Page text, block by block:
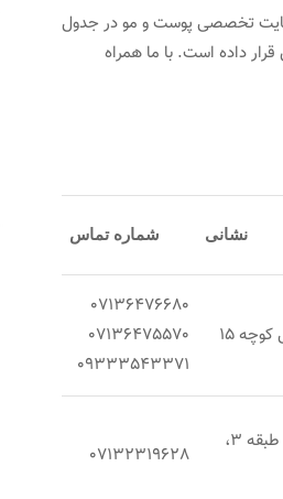
سایت تخصصی پوست و مو در جدول
داده است. با ما همراه
نشانی شماره تماس
15
07136476680
07136475570
09333543371
شیراز، ابتدای ملاصدرا، جنب بانک سرمایه، ساختمان عرفان، طبقه 3،
07132319628